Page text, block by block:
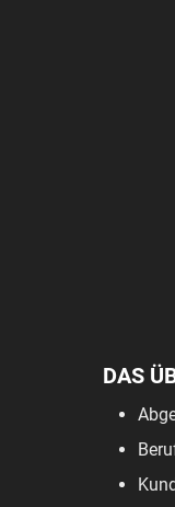
DAS